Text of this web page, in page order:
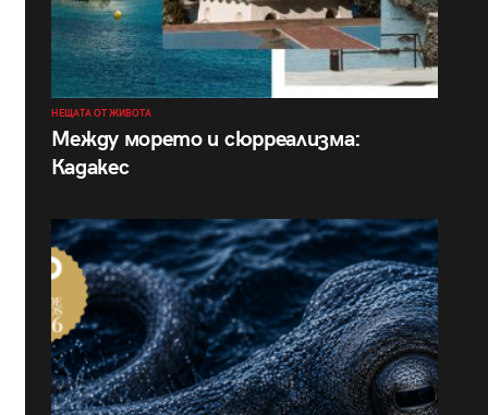
НЕЩАТА ОТ ЖИВОТА
Между морето и сюрреализма:
Кадакес